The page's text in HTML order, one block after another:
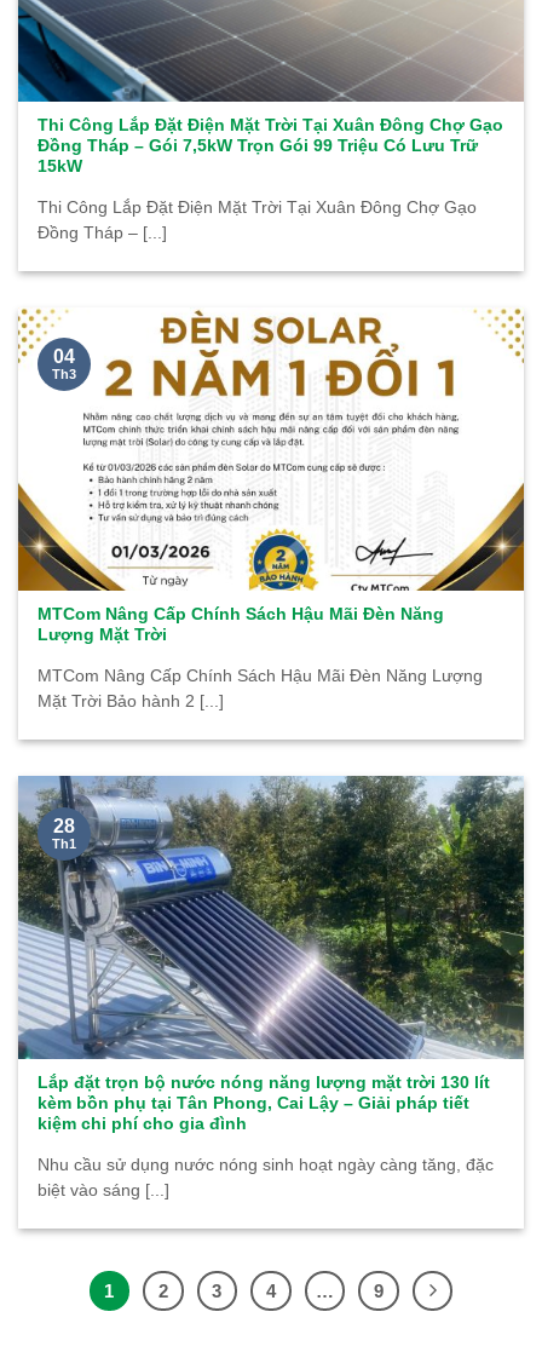
Thi Công Lắp Đặt Điện Mặt Trời Tại Xuân Đông Chợ Gạo
Đồng Tháp – Gói 7,5kW Trọn Gói 99 Triệu Có Lưu Trữ
15kW
Thi Công Lắp Đặt Điện Mặt Trời Tại Xuân Đông Chợ Gạo
Đồng Tháp – [...]
MTCom Nâng Cấp Chính Sách Hậu Mãi Đèn Năng
Lượng Mặt Trời
MTCom Nâng Cấp Chính Sách Hậu Mãi Đèn Năng Lượng
Mặt Trời Bảo hành 2 [...]
04
Th3
Lắp đặt trọn bộ nước nóng năng lượng mặt trời 130 lít
kèm bồn phụ tại Tân Phong, Cai Lậy – Giải pháp tiết
kiệm chi phí cho gia đình
Nhu cầu sử dụng nước nóng sinh hoạt ngày càng tăng, đặc
biệt vào sáng [...]
28
Th1
1 2 3 4 … 9